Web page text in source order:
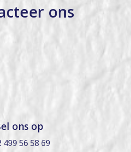
ons
ons op
499 56 58 69